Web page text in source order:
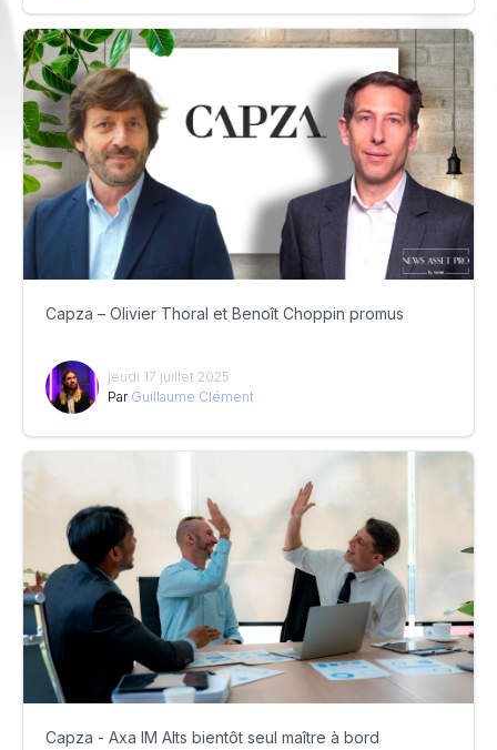
Capza – Olivier Thoral et Benoît Choppin promus
jeudi 17 juillet 2025
Par Guillaume Clément
Capza - Axa IM Alts bientôt seul maître à bord